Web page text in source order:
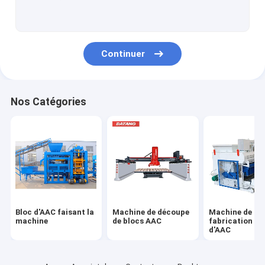
Continuer
Nos Catégories
Bloc d'AAC faisant la
machine
Machine de découpe
de blocs AAC
Machine de
fabrication de
d'AAC